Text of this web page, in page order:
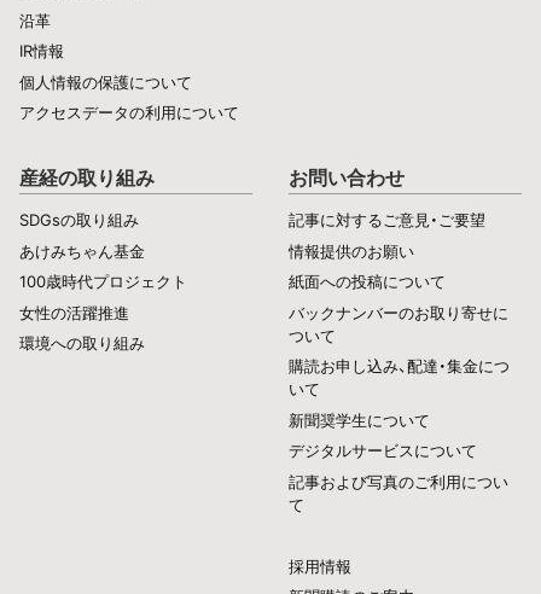
沿革
IR情報
個人情報の保護について
アクセスデータの利用について
産経の取り組み
SDGsの取り組み
あけみちゃん基金
100歳時代プロジェクト
女性の活躍推進
環境への取り組み
お問い合わせ
記事に対するご意見・ご要望
情報提供のお願い
紙面への投稿について
バックナンバーのお取り寄せに
ついて
購読お申し込み、配達・集金につ
いて
新聞奨学生について
デジタルサービスについて
記事および写真のご利用につい
て
採用情報